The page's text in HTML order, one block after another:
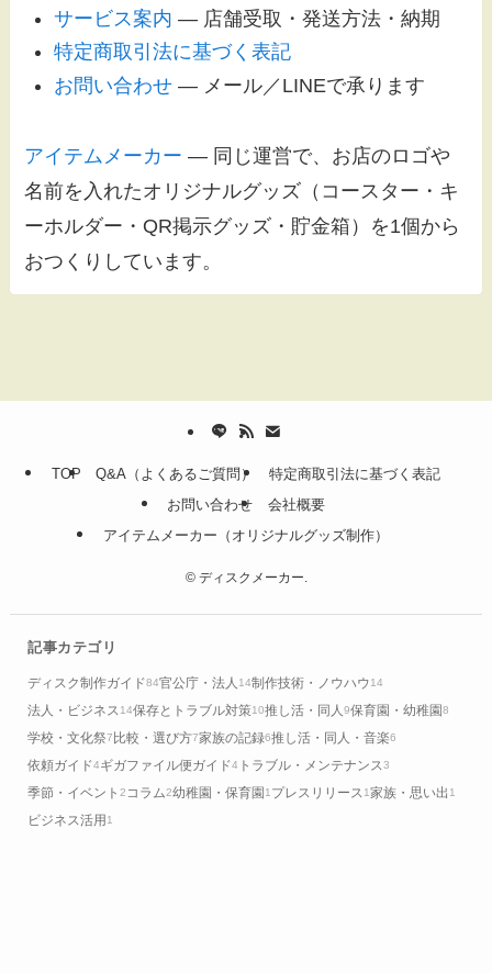
サービス案内 — 店舗受取・発送方法・納期
特定商取引法に基づく表記
お問い合わせ — メール／LINEで承ります
アイテムメーカー — 同じ運営で、お店のロゴや
名前を入れたオリジナルグッズ（コースター・キ
ーホルダー・QR掲示グッズ・貯金箱）を1個から
おつくりしています。
TOP Q&A（よくあるご質問）
特定商取引法に基づく表記
お問い合わせ
会社概要
アイテムメーカー（オリジナルグッズ制作）
©ディスクメーカー.
記事カテゴリ
ディスク制作ガイド84官公庁・法人 14制作技術・ノウハウ14
法人・ビジネス14保存とトラブル対策10推し活・同人9保育園・幼稚園8
学校・文化祭7比較・選び方7家族の記録6推し活・同人・音楽6
依頼ガイド4ギガファイル便ガイド4 トラブル・メンテナンス3
季節・イベント2 コラム2幼稚園・保育園1プレスリリース1家族・思い出 1
ビジネス活用1